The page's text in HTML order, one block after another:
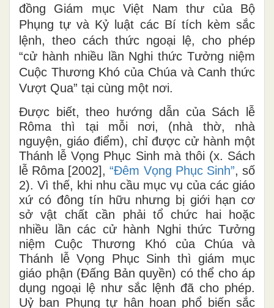
đồng Giám mục Việt Nam thư của Bộ
Phụng tự và Kỷ luật các Bí tích kèm sắc
lệnh, theo cách thức ngoại lệ, cho phép
“cử hành nhiều lần Nghi thức Tưởng niệm
Cuộc Thương Khó của Chúa và Canh thức
Vượt Qua” tại cùng một nơi.
Được biết, theo hướng dẫn của Sách lễ
Rôma thì tại mỗi nơi, (nhà thờ, nhà
nguyện, giáo điểm), chỉ được cử hành một
Thánh lễ Vọng Phục Sinh mà thôi (x. Sách
lễ Rôma [2002],“Đêm Vọng Phục Sinh”, số
2). Vì thế, khi nhu cầu mục vụ của các giáo
xứ có đông tín hữu nhưng bị giới hạn cơ
sở vật chất cần phải tổ chức hai hoặc
nhiều lần các cử hành Nghi thức Tưởng
niệm Cuộc Thương Khó của Chúa và
Thánh lễ Vọng Phục Sinh thì giám mục
giáo phận (Đấng Bản quyền) có thể cho áp
dụng ngoại lệ như sắc lệnh đã cho phép.
Uỷ ban Phụng tự hân hoan phổ biến sắc